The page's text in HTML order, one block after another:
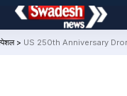
> US 250th Anniversary Drone Show Texas: अमेरिका की 250वीं वर्षगांठ पर आसमान में